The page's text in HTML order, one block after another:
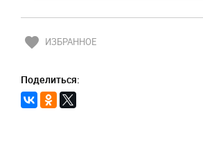
favorite ИЗБРАННОЕ
Поделиться: